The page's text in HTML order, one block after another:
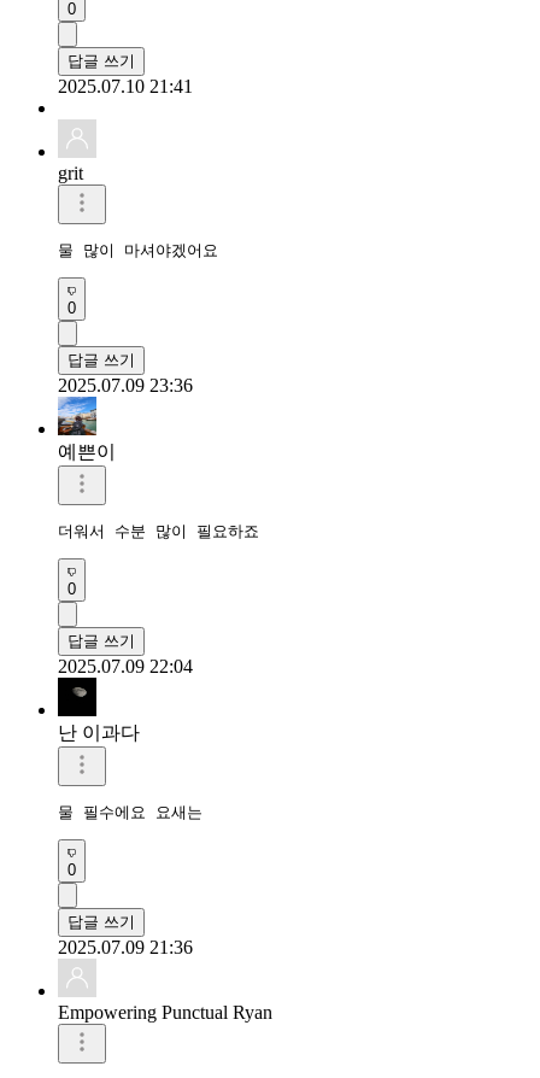
0
답글 쓰기
2025.07.10 21:41
grit
물 많이 마셔야겠어요
0
답글 쓰기
2025.07.09 23:36
예쁜이
더워서 수분 많이 필요하죠
0
답글 쓰기
2025.07.09 22:04
난 이과다
물 필수에요 요새는
0
답글 쓰기
2025.07.09 21:36
Empowering Punctual Ryan